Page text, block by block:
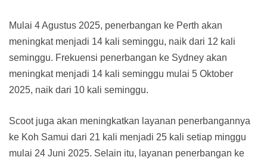
Mulai 4 Agustus 2025, penerbangan ke Perth akan
meningkat menjadi 14 kali seminggu, naik dari 12 kali
seminggu. Frekuensi penerbangan ke Sydney akan
meningkat menjadi 14 kali seminggu mulai 5 Oktober
2025, naik dari 10 kali seminggu.
Scoot juga akan meningkatkan layanan penerbangannya
ke Koh Samui dari 21 kali menjadi 25 kali setiap minggu
mulai 24 Juni 2025. Selain itu, layanan penerbangan ke